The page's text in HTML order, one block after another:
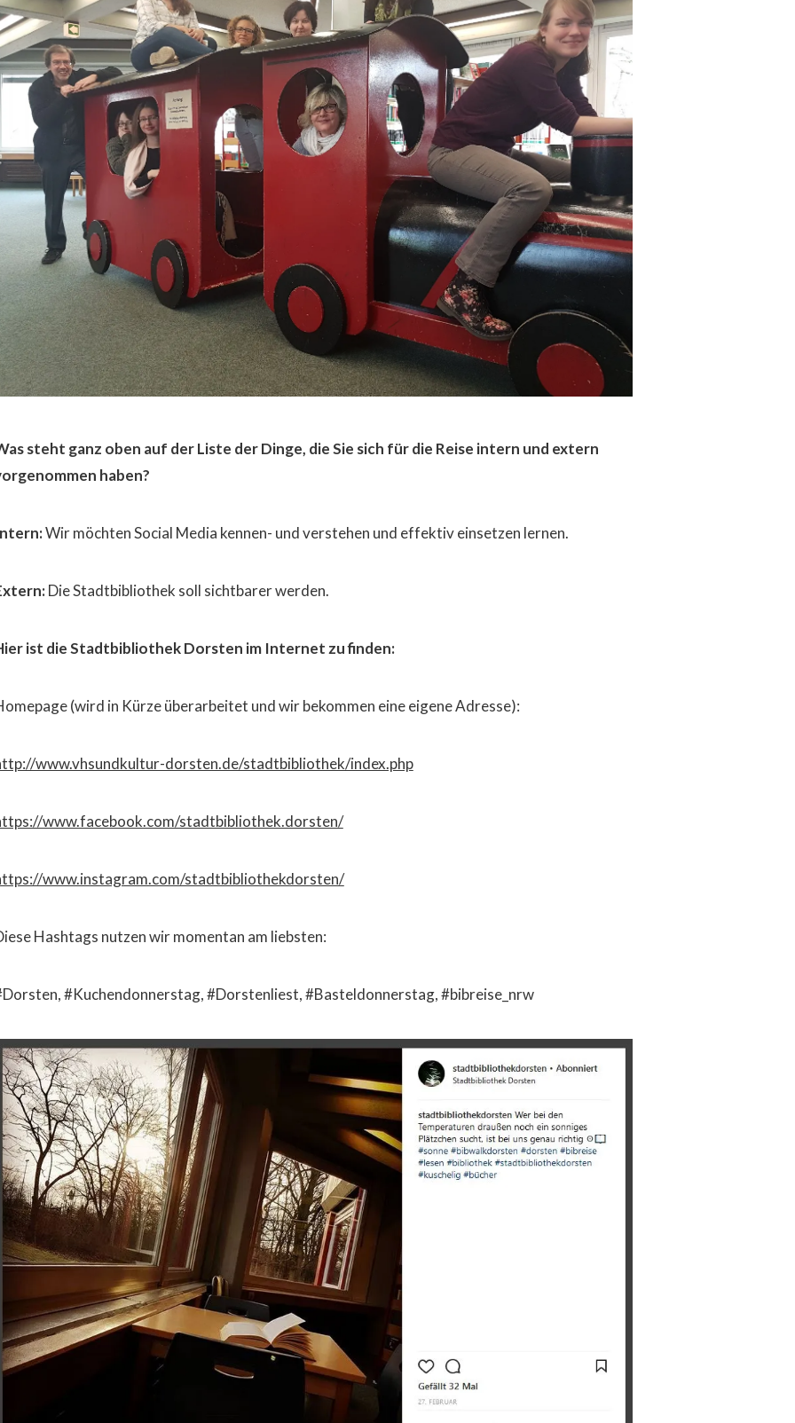
steht ganz oben auf der Liste der Dinge, die Sie sich für die Reise intern und extern
haben?
Wir möchten Social Media kennen- und verstehen und effektiv einsetzen lernen.
Die Stadtbibliothek soll sichtbarer werden.
ist die Stadtbibliothek Dorsten im Internet zu finden:
(wird in Kürze überarbeitet und wir bekommen eine eigene Adresse):
www.vhsundkultur-dorsten.de/stadtbibliothek/index.php
www.facebook.com/stadtbibliothek.dorsten/
www.instagram.com/stadtbibliothekdorsten/
Hashtags nutzen wir momentan am liebsten:
#Kuchendonnerstag, #Dorstenliest, #Basteldonnerstag, #bibreise_nrw